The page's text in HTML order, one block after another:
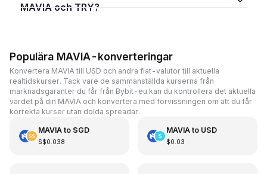
MAVIA och TRY?
Populära MAVIA-konverteringar
Konvertera MAVIA till USD och andra fiat-valutor till aktuella
realtidskurser. Tack vare de sammanställda kurserna från
marknadsgaranter du får från Bybit-eu kan du kontrollera det aktuella
värdet på din MAVIA och konvertera med förvissningen om att du får
korrekta kurser utan dolda spreadar.
MAVIAto SGD
S$0.038
MAVIAto USD
$0.03